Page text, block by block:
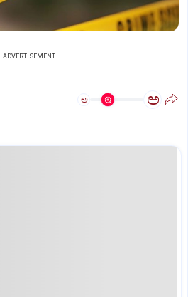
ADVERTISEMENT
ಅ ಅ